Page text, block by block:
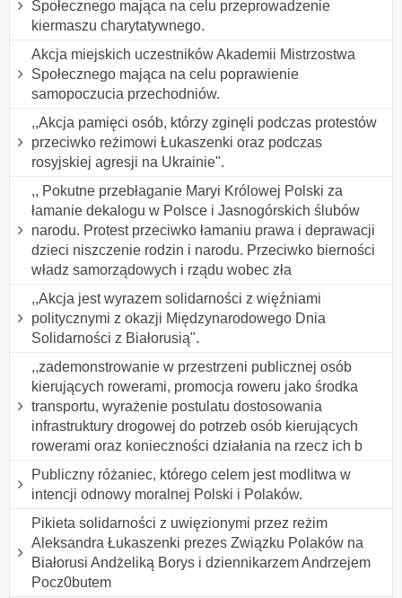
Społecznego mająca na celu przeprowadzenie
kiermaszu charytatywnego.
Akcja miejskich uczestników Akademii Mistrzostwa
Społecznego mająca na celu poprawienie
samopoczucia przechodniów.
,,Akcja pamięci osób, którzy zginęli podczas protestów
przeciwko reżimowi Łukaszenki oraz podczas
rosyjskiej agresji na Ukrainie".
,, Pokutne przebłaganie Maryi Królowej Polski za
łamanie dekalogu w Polsce i Jasnogórskich ślubów
narodu. Protest przeciwko łamaniu prawa i deprawacji
dzieci niszczenie rodzin i narodu. Przeciwko bierności
władz samorządowych i rządu wobec zła
,,Akcja jest wyrazem solidarności z więźniami
politycznymi z okazji Międzynarodowego Dnia
Solidarności z Białorusią".
,,zademonstrowanie w przestrzeni publicznej osób
kierujących rowerami, promocja roweru jako środka
transportu, wyrażenie postulatu dostosowania
infrastruktury drogowej do potrzeb osób kierujących
rowerami oraz konieczności działania na rzecz ich b
Publiczny różaniec, którego celem jest modlitwa w
intencji odnowy moralnej Polski i Polaków.
Pikieta solidarności z uwięzionymi przez reżim
Aleksandra Łukaszenki prezes Związku Polaków na
Białorusi Andżeliką Borys i dziennikarzem Andrzejem
Pocz0butem